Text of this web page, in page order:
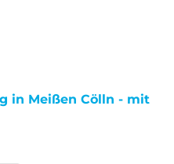
in Meißen Cölln - mit